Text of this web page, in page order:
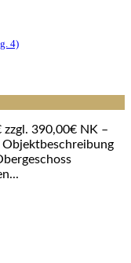
4)
390,00€ NK –